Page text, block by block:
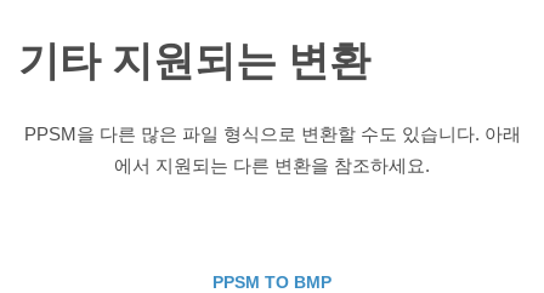
기타 지원되는 변환
PPSM을 다른 많은 파일 형식으로 변환할 수도 있습니다. 아래
에서 지원되는 다른 변환을 참조하세요.
PPSM TO BMP